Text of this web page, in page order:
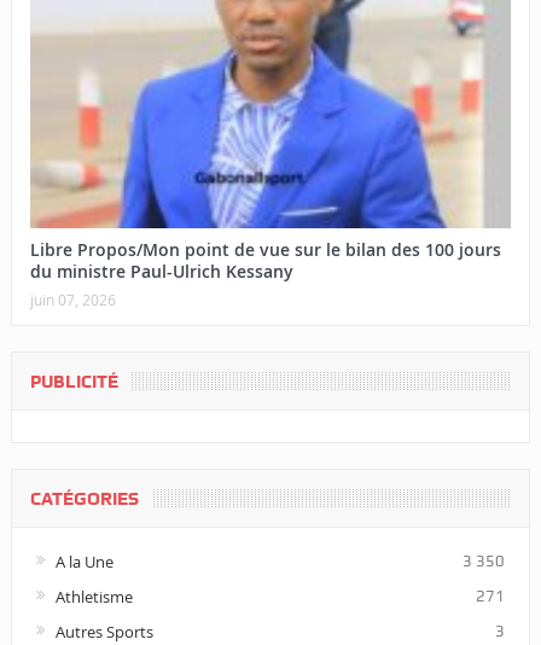
Libre Propos/Mon point de vue sur le bilan des 100 jours
du ministre Paul-Ulrich Kessany
juin 07, 2026
PUBLICITÉ
CATÉGORIES
A la Une 3 350
Athletisme 271
Autres Sports 3